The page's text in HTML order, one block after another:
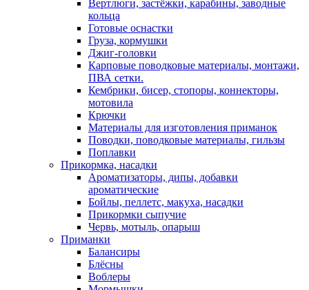
Вертлюги, застёжки, карабины, заводные
кольца
Готовые оснастки
Груза, кормушки
Джиг-головки
Карповые поводковые материалы, монтажи,
ПВА сетки.
Кембрики, бисер, стопоры, коннекторы,
мотовила
Крючки
Материалы для изготовления приманок
Поводки, поводковые материалы, гильзы
Поплавки
Прикормка, насадки
Ароматизаторы, дипы, добавки
ароматические
Бойлы, пеллетс, макуха, насадки
Прикормки сыпучие
Червь, мотыль, опарыш
Приманки
Балансиры
Блёсны
Воблеры